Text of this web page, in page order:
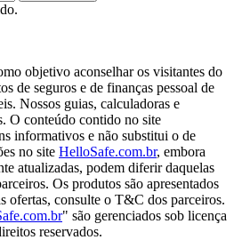
objetivo aconselhar os visitantes do
de seguros e de finanças pessoal de
Nossos guias, calculadoras e
O conteúdo contido no site
informativos e não substitui o de
no site HelloSafe.com.br, embora
atualizadas, podem diferir daquelas
Os produtos são apresentados
ofertas, consulte o T&C dos parceiros.
" são gerenciados sob licença
reservados.